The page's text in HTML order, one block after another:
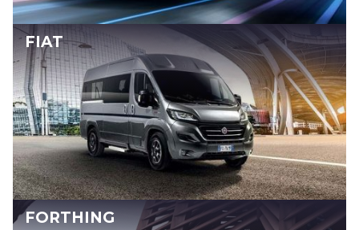
FIAT
FORTHING